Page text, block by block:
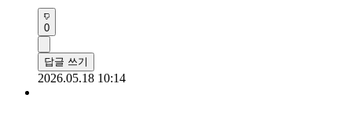
0
답글 쓰기
2026.05.18 10:14